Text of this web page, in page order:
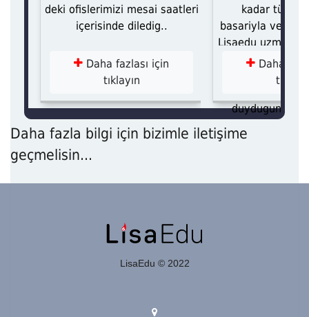
ve
deki ofislerimizi mesai saatleri
içerisinde diledig..
Daha fazlası için
tıklayın
kadar tüm
basariyla ve
Lisaedu uzman
mektubu,
süreci, uçak
duydugunuz
Daha
Daha fazla bilgi için bizimle iletişime
geçmelisin...
LisaEdu © 2022